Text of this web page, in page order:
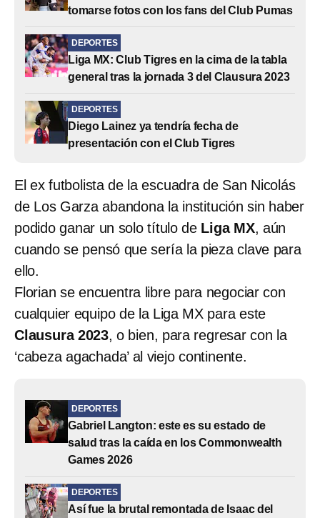
tomarse fotos con los fans del Club Pumas
DEPORTES
Liga MX: Club Tigres en la cima de la tabla
general tras la jornada 3 del Clausura 2023
DEPORTES
Diego Lainez ya tendría fecha de
presentación con el Club Tigres
El ex futbolista de la escuadra de San Nicolás
de Los Garza abandona la institución sin haber
podido ganar un solo título de Liga MX, aún
cuando se pensó que sería la pieza clave para
ello.
Florian se encuentra libre para negociar con
cualquier equipo de la Liga MX para este
Clausura 2023, o bien, para regresar con la
‘cabeza agachada’ al viejo continente.
DEPORTES
Gabriel Langton: este es su estado de
salud tras la caída en los Commonwealth
Games 2026
DEPORTES
Así fue la brutal remontada de Isaac del